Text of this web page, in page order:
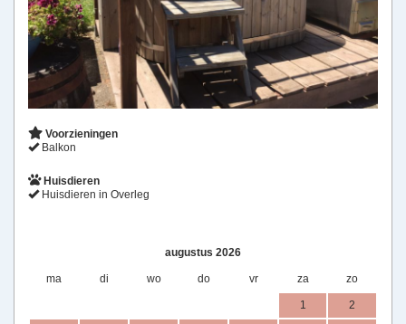
Voorzieningen
Balkon
Huisdieren
Huisdieren in Overleg
augustus 2026
ma di wo do vr za zo
1 2